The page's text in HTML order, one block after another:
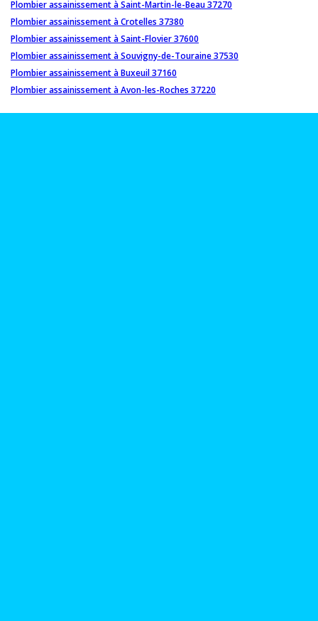
Plombier assainissement à Saint-Martin-le-Beau 37270
Plombier assainissement à Crotelles 37380
Plombier assainissement à Saint-Flovier 37600
Plombier assainissement à Souvigny-de-Touraine 37530
Plombier assainissement à Buxeuil 37160
Plombier assainissement à Avon-les-Roches 37220